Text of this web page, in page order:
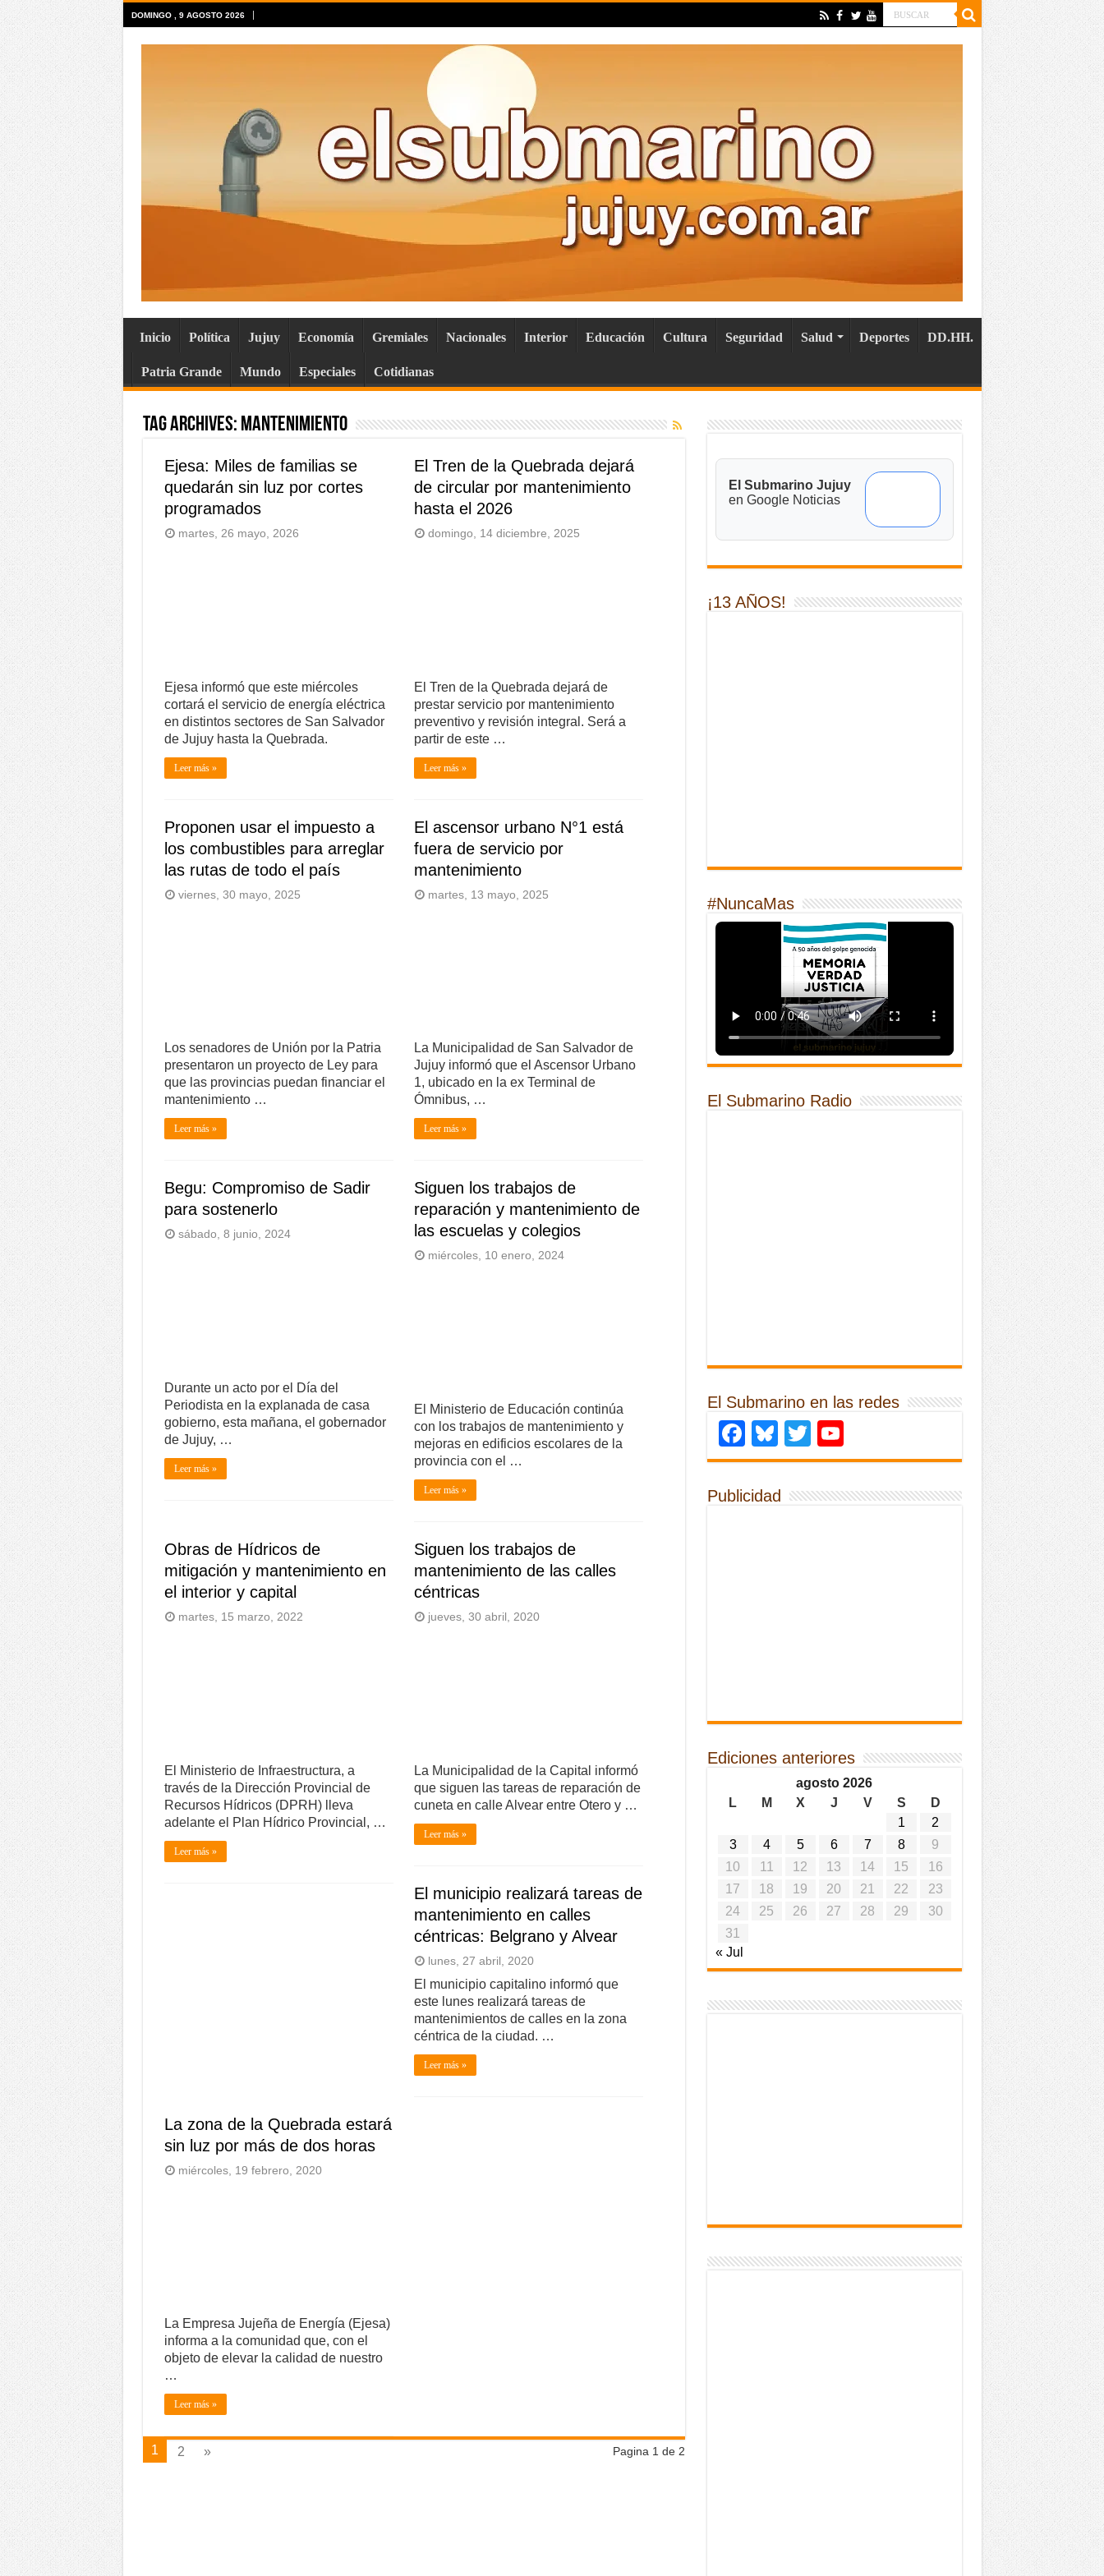
DOMINGO , 9 AGOSTO 2026
Inicio Política Jujuy Economía Gremiales Nacionales Interior Educación Cultura Seguridad Salud Deportes DD.HH.
Patria Grande Mundo Especiales Cotidianas
Tag Archives: mantenimiento
Ejesa: Miles de familias se
quedarán sin luz por cortes
programados
martes, 26 mayo, 2026
Ejesa informó que este miércoles
cortará el servicio de energía eléctrica
en distintos sectores de San Salvador
de Jujuy hasta la Quebrada.
Leer más »
El Tren de la Quebrada dejará
de circular por mantenimiento
hasta el 2026
domingo, 14 diciembre, 2025
El Tren de la Quebrada dejará de
prestar servicio por mantenimiento
preventivo y revisión integral. Será a
partir de este …
Leer más »
Proponen usar el impuesto a
los combustibles para arreglar
las rutas de todo el país
viernes, 30 mayo, 2025
Los senadores de Unión por la Patria
presentaron un proyecto de Ley para
que las provincias puedan financiar el
mantenimiento …
Leer más »
El ascensor urbano N°1 está
fuera de servicio por
mantenimiento
martes, 13 mayo, 2025
La Municipalidad de San Salvador de
Jujuy informó que el Ascensor Urbano
1, ubicado en la ex Terminal de
Ómnibus, …
Leer más »
Begu: Compromiso de Sadir
para sostenerlo
sábado, 8 junio, 2024
Durante un acto por el Día del
Periodista en la explanada de casa
gobierno, esta mañana, el gobernador
de Jujuy, …
Leer más »
Siguen los trabajos de
reparación y mantenimiento de
las escuelas y colegios
miércoles, 10 enero, 2024
El Ministerio de Educación continúa
con los trabajos de mantenimiento y
mejoras en edificios escolares de la
provincia con el …
Leer más »
Obras de Hídricos de
mitigación y mantenimiento en
el interior y capital
martes, 15 marzo, 2022
El Ministerio de Infraestructura, a
través de la Dirección Provincial de
Recursos Hídricos (DPRH) lleva
adelante el Plan Hídrico Provincial, …
Leer más »
Siguen los trabajos de
mantenimiento de las calles
céntricas
jueves, 30 abril, 2020
La Municipalidad de la Capital informó
que siguen las tareas de reparación de
cuneta en calle Alvear entre Otero y …
Leer más »
El municipio realizará tareas de
mantenimiento en calles
céntricas: Belgrano y Alvear
lunes, 27 abril, 2020
El municipio capitalino informó que
este lunes realizará tareas de
mantenimientos de calles en la zona
céntrica de la ciudad. …
Leer más »
La zona de la Quebrada estará
sin luz por más de dos horas
miércoles, 19 febrero, 2020
La Empresa Jujeña de Energía (Ejesa)
informa a la comunidad que, con el
objeto de elevar la calidad de nuestro
…
Leer más »
Pagina 1 de 2
1 2 »
El Submarino Jujuy
en Google Noticias
¡13 AÑOS!
#NuncaMas
El Submarino Radio
El Submarino en las redes
Facebook
Bluesky
Twitter
Publicidad
Ediciones anteriores
agosto 2026
L
M X J V S
D
1
2
3
4 5 6 7 8
9
10
11 12 13 14 15
16
17
18 19 20 21 22
23
24
25 26 27 28 29
30
31
« Jul